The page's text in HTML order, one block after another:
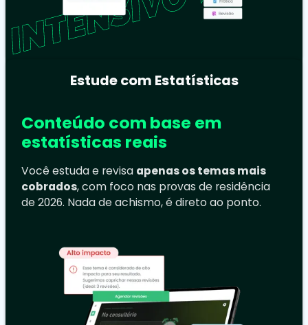
Estude com Estatísticas
Conteúdo com base em
estatísticas reais
Você estuda e revisa apenas os temas mais
cobrados, com foco nas provas de residência
de 2026. Nada de achismo, é direto ao ponto.